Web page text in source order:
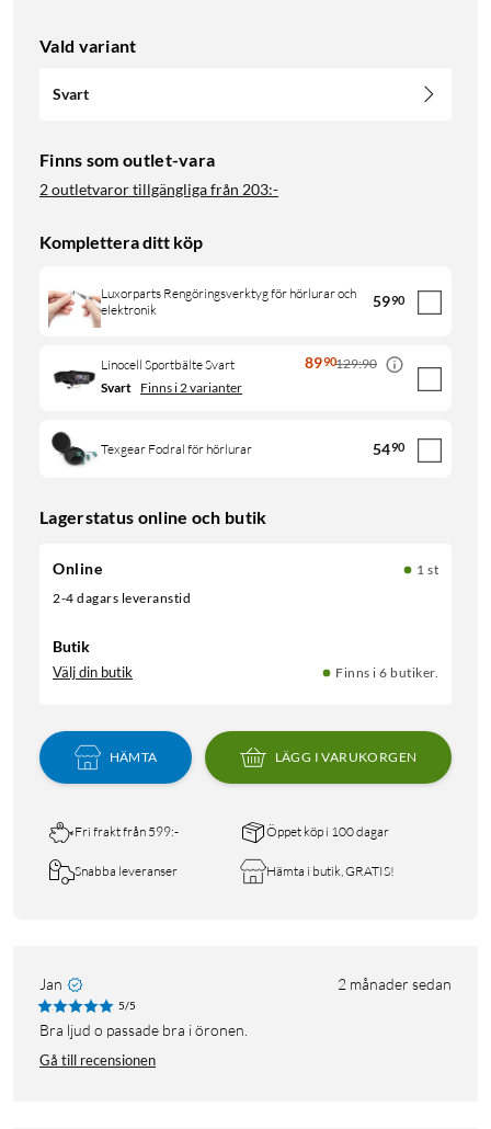
Vald variant
Svart
Finns som outlet-vara
2 outletvaror tillgängliga från 203:-
Komplettera ditt köp
Luxorparts Rengöringsverktyg för hörlurar och
elektronik
5990
Linocell Sportbälte Svart 8990129:90
Svart Finns i 2 varianter
Texgear Fodral för hörlurar 5490
Lagerstatus online och butik
Online
1 st
2-4 dagars leveranstid
Butik
Välj din butik Finns i 6 butiker.
HÄMTA LÄGG I VARUKORGEN
Fri frakt från 599:- Öppet köp i 100 dagar
Snabba leveranser Hämta i butik, GRATIS!
Jan 2 månader sedan
5/5
Bra ljud o passade bra i öronen.
Gå till recensionen